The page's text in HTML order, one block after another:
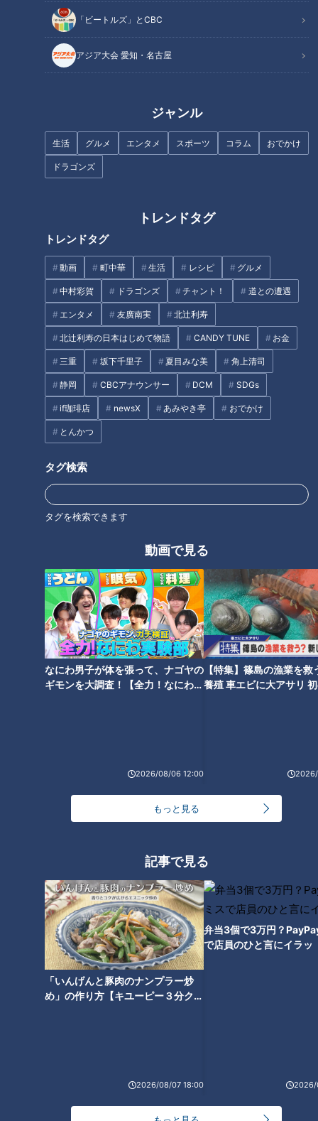
「ビートルズ」とCBC
アジア大会 愛知・名古屋
ジャンル
生活 グルメ エンタメ スポーツ コラム おでかけ
ドラゴンズ
トレンドタグ
トレンドタグ
動画 町中華 生活 レシピ グルメ
中村彩賀 ドラゴンズ チャント！ 道との遭遇
エンタメ 友廣南実 北辻利寿
北辻利寿の日本はじめて物語 CANDY TUNE お金
三重 坂下千里子 夏目みな美 角上清司
静岡 CBCアナウンサー DCM SDGs
if珈琲店 newsX あみやき亭 おでかけ
とんかつ
タグ検索
タグを検索できます
動画で見る
なにわ男子が体を張って、ナゴヤの
ギモンを大調査！【全力！なにわ実
2026/08/06 12:00
【特集】篠島の漁業を救
養殖 車エビに大アサリ
もっと見る
記事で見る
「いんげんと豚肉のナンプラー炒
め」の作り方【キユーピー３分クッ
2026/08/07 18:00
弁当3個で3万円？
で店員のひと言にイラッ
2026/
特集・ドラゴンズ祖父江大輔
なぜ、般若顔で投げるのか。先
発転向は本当にあるのか。凄さ
と謎に迫る―
防御率67.50から見事なＶ字回
復で15試合連続無失点！竜の松
山晋也を支えた“ある言葉”と
根尾昂のプロ初先発は圧巻の投
立浪竜投打の柱に10の質問！小
笠原慎之介はエース大野超え
を、高橋周平は打点至上主義宣
38年ぶり新人でOP戦16イニン
グ無失点！櫻井頼之介は慢心せ
ずマイペースに突き進む！
タグ
スポーツ 中日ドラゴンズ サンデードラゴンズ
ドラゴンズを愛して半世紀！竹内茂喜の『野球のドテ煮』
松木平優太
オススメ関連コンテンツ
二軍スタートも一軍昇格後は4
勝0敗、防御率0.49！高橋宏斗
が語る当時の心境「人生の中で
もかなり苦しい日々…」
立浪ドラゴンズ交流戦で浮上で
きず…今後の戦いに必要不可欠
な“人材”とは？
のムードメーカー中田翔が打
竜の上位進出はありえない！ ”
解説
ドラゴンズが誇る絶対的守護神
ライデル・マルティネスがメジ
ャー志向について本音を語る